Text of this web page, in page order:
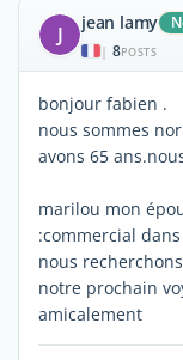
J jean lamy
| 8POSTS
bonjour fabien .
nous sommes
avons 65
marilou mon
:commercial
nous
notre prochain
amicalement